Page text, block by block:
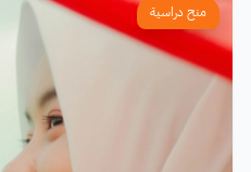
منح دراسية